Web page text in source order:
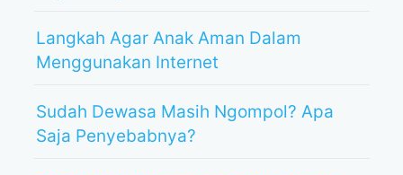
Langkah Agar Anak Aman Dalam
Menggunakan Internet
Sudah Dewasa Masih Ngompol? Apa
Saja Penyebabnya?